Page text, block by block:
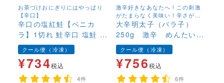
お茶づけおにぎりにはやっぱり
【辛口】
辛口の塩紅鮭【ベニカ
ラ】1切れ 鮭辛口 塩鮭 新
巻鮭 さけ サケ しゃけ
クール便（冷凍）
¥734税込
4件
激辛好きなあなたへ！この刺激
がたまらなく美味い！辛さが強
いので辛味の苦手な方は、十分
にご注意下さい！
大辛明太子（バラ子）
250g 激辛 めんたい
こ 辛子明太子 ばら
こ お取り寄せ 辛党
訳あり
クール便（冷凍）
¥756税込
6件